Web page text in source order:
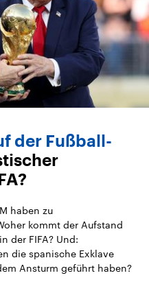
der Fußball-
haben zu
kommt der Aufstand
der FIFA? Und:
die spanische Exklave
Ansturm geführt haben?